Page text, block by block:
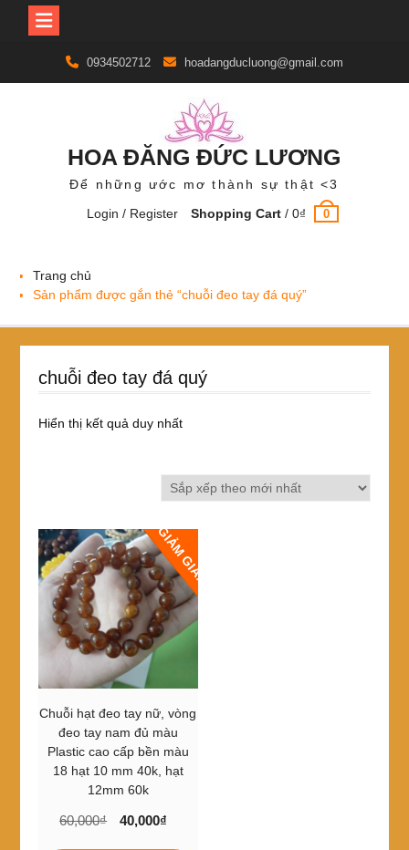
content
0934502712 hoadangducluong@gmail.com
HOA ĐĂNG ĐỨC LƯƠNG
Để những ước mơ thành sự thật <3
Login / Register
Shopping Cart /0₫ 0
Trang chủ
Sản phẩm được gắn thẻ “chuỗi đeo tay đá quý”
chuỗi đeo tay đá quý
Hiển thị kết quả duy nhất
GIẢM GIÁ!
Chuỗi hạt đeo tay nữ, vòng
đeo tay nam đủ màu
Plastic cao cấp bền màu
18 hạt 10 mm 40k, hạt
12mm 60k
60,000₫
Giá
40,000₫